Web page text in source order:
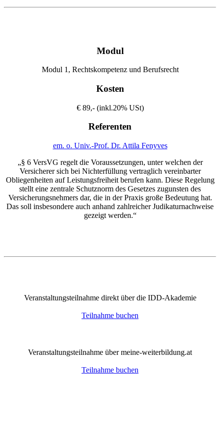
Modul
Modul 1, Rechtskompetenz und Berufsrecht
Kosten
€ 89,- (inkl.20% USt)
Referenten
em. o. Univ.-Prof. Dr. Attila Fenyves
„§ 6 VersVG regelt die Voraussetzungen, unter welchen der
Versicherer sich bei Nichterfüllung vertraglich vereinbarter
Obliegenheiten auf Leistungsfreiheit berufen kann. Diese Regelung
stellt eine zentrale Schutznorm des Gesetzes zugunsten des
Versicherungsnehmers dar, die in der Praxis große Bedeutung hat.
Das soll insbesondere auch anhand zahlreicher Judikaturnachweise
gezeigt werden.“
Veranstaltungsteilnahme direkt über die IDD-Akademie
Teilnahme buchen
Veranstaltungsteilnahme über meine-weiterbildung.at
Teilnahme buchen